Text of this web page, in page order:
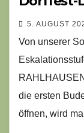
5. AUGUST
Von unserer
die ersten
öffnen, wird